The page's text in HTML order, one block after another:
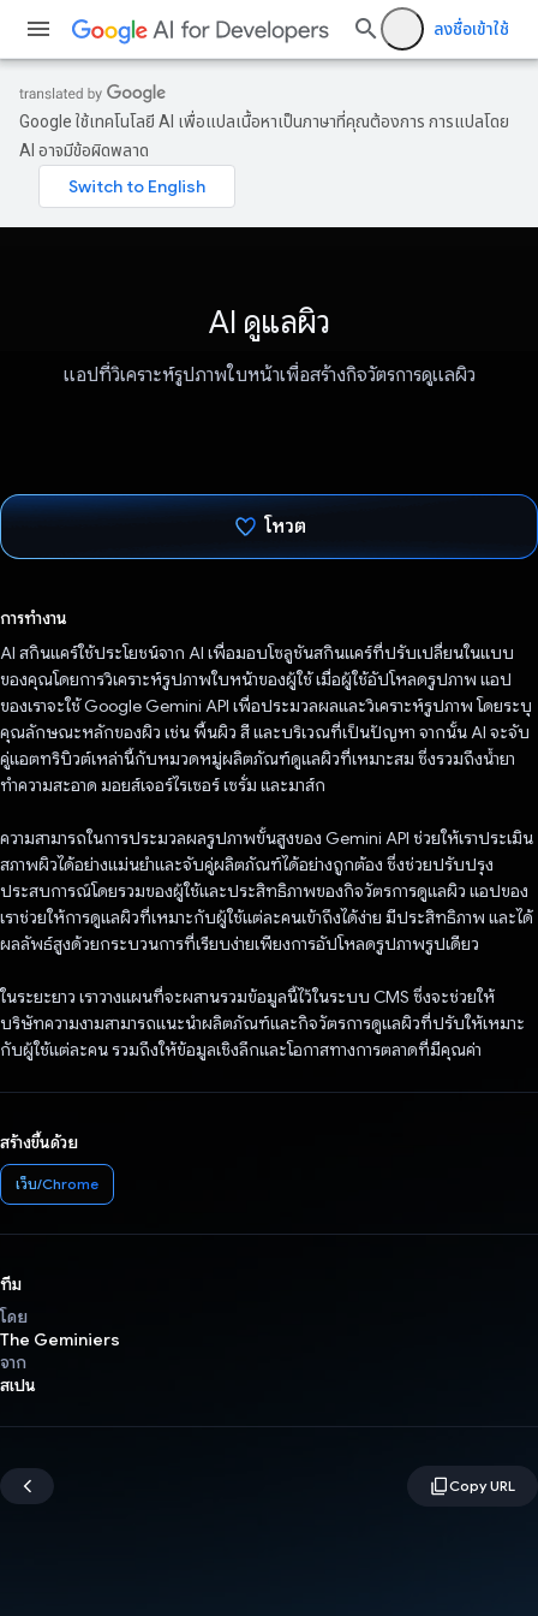
ลงชื่อเข้าใช้
Google ใช้เทคโนโลยี AI เพื่อแปลเนื้อหาเป็นภาษาที่คุณต้องการ การแปลโดย
AI อาจมีข้อผิดพลาด
AI ดูแลผิว
แอปที่วิเคราะห์รูปภาพใบหน้าเพื่อสร้างกิจวัตรการดูแลผิว
โหวต
การทำงาน
AI สกินแคร์ใช้ประโยชน์จาก AI เพื่อมอบโซลูชันสกินแคร์ที่ปรับเปลี่ยนในแบบ
ของคุณโดยการวิเคราะห์รูปภาพใบหน้าของผู้ใช้ เมื่อผู้ใช้อัปโหลดรูปภาพ แอป
ของเราจะใช้ Google Gemini API เพื่อประมวลผลและวิเคราะห์รูปภาพ โดยระบุ
คุณลักษณะหลักของผิว เช่น พื้นผิว สี และบริเวณที่เป็นปัญหา จากนั้น AI จะจับ
คู่แอตทริบิวต์เหล่านี้กับหมวดหมู่ผลิตภัณฑ์ดูแลผิวที่เหมาะสม ซึ่งรวมถึงน้ำยา
ทำความสะอาด มอยส์เจอร์ไรเซอร์ เซรั่ม และมาส์ก
ความสามารถในการประมวลผลรูปภาพขั้นสูงของ Gemini API ช่วยให้เราประเมิน
สภาพผิวได้อย่างแม่นยำและจับคู่ผลิตภัณฑ์ได้อย่างถูกต้อง ซึ่งช่วยปรับปรุง
ประสบการณ์โดยรวมของผู้ใช้และประสิทธิภาพของกิจวัตรการดูแลผิว แอปของ
เราช่วยให้การดูแลผิวที่เหมาะกับผู้ใช้แต่ละคนเข้าถึงได้ง่าย มีประสิทธิภาพ และได้
ผลลัพธ์สูงด้วยกระบวนการที่เรียบง่ายเพียงการอัปโหลดรูปภาพรูปเดียว
ในระยะยาว เราวางแผนที่จะผสานรวมข้อมูลนี้ไว้ในระบบ CMS ซึ่งจะช่วยให้
บริษัทความงามสามารถแนะนำผลิตภัณฑ์และกิจวัตรการดูแลผิวที่ปรับให้เหมาะ
กับผู้ใช้แต่ละคน รวมถึงให้ข้อมูลเชิงลึกและโอกาสทางการตลาดที่มีคุณค่า
สร้างขึ้นด้วย
เว็บ/Chrome
ทีม
โดย
The Geminiers
จาก
สเปน